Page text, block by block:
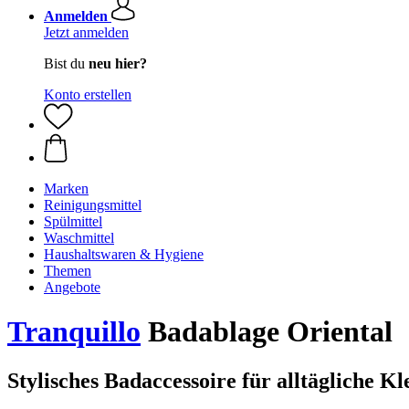
Anmelden
Jetzt anmelden
Bist du neu hier?
Konto erstellen
Marken
Reinigungsmittel
Spülmittel
Waschmittel
Haushaltswaren & Hygiene
Themen
Angebote
Tranquillo Badablage Oriental
Stylisches Badaccessoire für alltägliche